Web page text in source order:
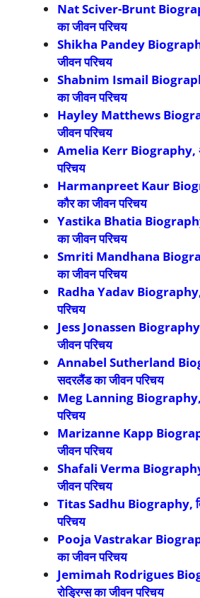
Nat Sciver-Brunt
का जीवन परिचय
Shikha Pandey
जीवन परिचय
Shabnim Ismail
का जीवन परिचय
Hayley Matthews
जीवन परिचय
Amelia Kerr Biography,
परिचय
Harmanpreet Kaur
कौर का जीवन परिचय
Yastika Bhatia
का जीवन परिचय
Smriti Mandhana
का जीवन परिचय
Radha Yadav
परिचय
Jess Jonassen
जीवन परिचय
Annabel Sutherland
सदरलैंड का जीवन परिचय
Meg Lanning
परिचय
Marizanne Kapp
जीवन परिचय
Shafali Verma
जीवन परिचय
Titas Sadhu Biography,
परिचय
Pooja Vastrakar
का जीवन परिचय
Jemimah Rodrigues
रोड्रिग्स का जीवन परिचय